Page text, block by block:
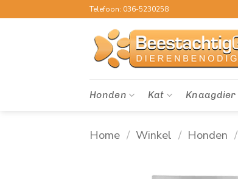
naar
Telefoon: 036-5230258
Honden Kat Knaagdier
Home / Winkel / Honden /